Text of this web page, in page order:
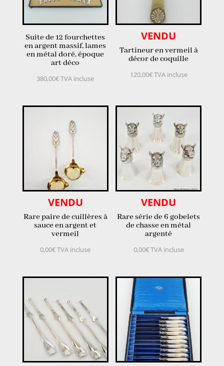
Suite de 12 fourchettes
en argent massif, lames
en métal doré, époque
art déco
380,00€TVA incluse
VENDU
Tartineur en vermeil à
décor de coquille
120,00€TVA incluse
VENDU
Rare paire de cuillères à
sauce en argent et
vermeil
0,00€TVA incluse
VENDU
Rare série de 6 gobelets
de chasse en métal
argenté
0,00€TVA incluse